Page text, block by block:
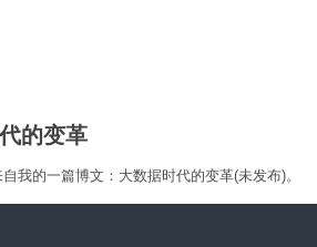
的变革
自我的一篇博文：大数据时代的变革(未发布)。